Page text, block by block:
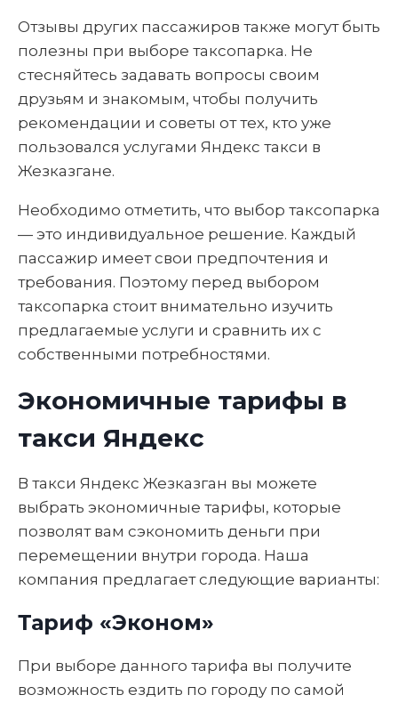
Отзывы других пассажиров также могут быть
полезны при выборе таксопарка. Не
стесняйтесь задавать вопросы своим
друзьям и знакомым, чтобы получить
рекомендации и советы от тех, кто уже
пользовался услугами Яндекс такси в
Жезказгане.
Необходимо отметить, что выбор таксопарка
— это индивидуальное решение. Каждый
пассажир имеет свои предпочтения и
требования. Поэтому перед выбором
таксопарка стоит внимательно изучить
предлагаемые услуги и сравнить их с
собственными потребностями.
Экономичные тарифы в
такси Яндекс
В такси Яндекс Жезказган вы можете
выбрать экономичные тарифы, которые
позволят вам сэкономить деньги при
перемещении внутри города. Наша
компания предлагает следующие варианты:
Тариф «Эконом»
При выборе данного тарифа вы получите
возможность ездить по городу по самой